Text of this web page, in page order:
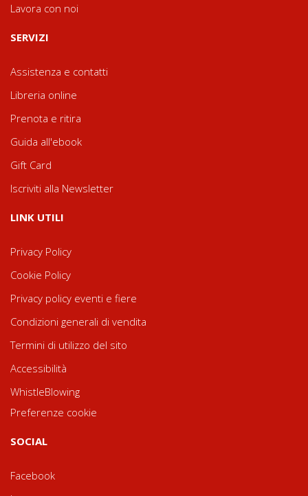
Lavora con noi
SERVIZI
Assistenza e contatti
Libreria online
Prenota e ritira
Guida all'ebook
Gift Card
Iscriviti alla Newsletter
LINK UTILI
Privacy Policy
Cookie Policy
Privacy policy eventi e fiere
Condizioni generali di vendita
Termini di utilizzo del sito
Accessibilità
WhistleBlowing
Preferenze cookie
SOCIAL
Facebook